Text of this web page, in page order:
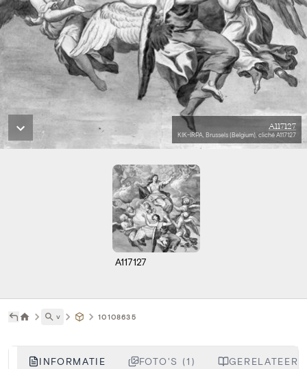
A117127
KIK-IRPA, Brussels (Belgium), cliché A117127
A117127
˅ 10108635
INFORMATIE FOTO'S (1)